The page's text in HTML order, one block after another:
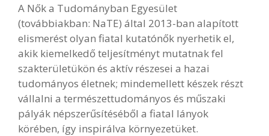
A Nők a Tudományban Egyesület
(továbbiakban: NaTE) által 2013-ban alapított
elismerést olyan fiatal kutatónők nyerhetik el,
akik kiemelkedő teljesítményt mutatnak fel
szakterületükön és aktív részesei a hazai
tudományos életnek; mindemellett készek részt
vállalni a természettudományos és műszaki
pályák népszerűsítéséből a fiatal lányok
körében, így inspirálva környezetüket.